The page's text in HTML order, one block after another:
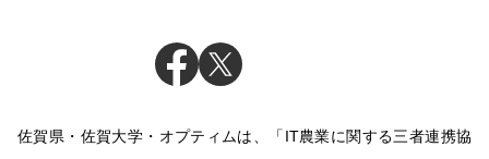
佐賀県・佐賀大学・オプティムは、「IT農業に関する三者連携協